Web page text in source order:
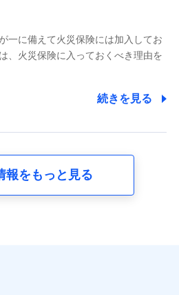
お問合せ内容の正確な把握のため
実施するため
営業情報の提供業務、契約締結手
一に備えて火災保険には加入してお
、火災保険に入っておくべき理由を
続きを見る
報をもっと見る